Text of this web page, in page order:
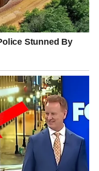
gledate na
konačno osjetiti
zaslužuje.
korist već i
važnih odluka.
VELIKI